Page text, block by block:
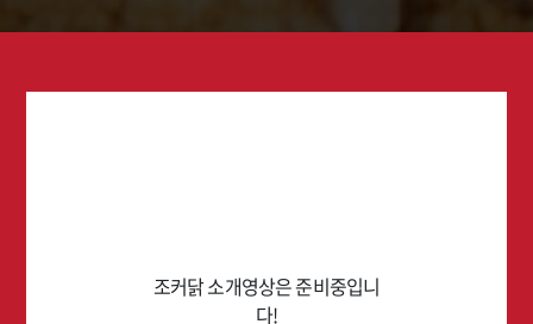
조커닭 소개영상은 준비중입니
다!